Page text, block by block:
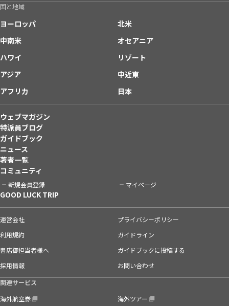
国と地域
ヨーロッパ
北米
中南米
オセアニア
ハワイ
リゾート
アジア
中近東
アフリカ
日本
ウェブマガジン
特派員ブログ
ガイドブック
ニュース
著者一覧
コミュニティ
新規会員登録 マイページ
GOOD LUCK TRIP
運営会社
プライバシーポリシー
利用規約
ガイドライン
書店御担当者様へ
ガイドブックに投稿する
採用情報
お問い合わせ
関連サービス
海外航空券
海外ツアー